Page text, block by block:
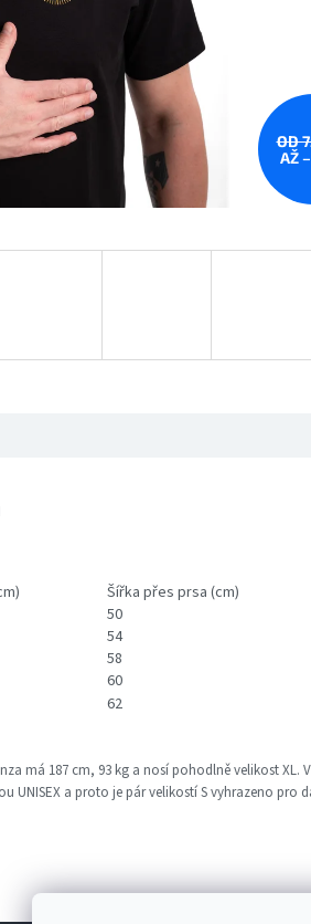
OD
AŽ
Šířka přes prsa (cm)
50
54
58
60
62
má 187 cm, 93 kg a nosí pohodlně velikost XL.
UNISEX a proto je pár velikostí S vyhrazeno